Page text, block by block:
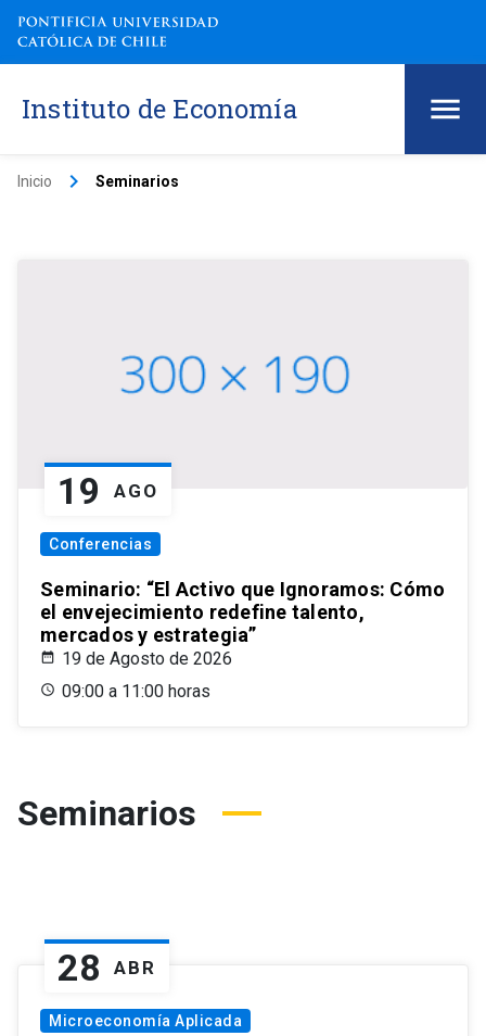
Instituto de Economía
Inicio keyboard_arrow_right Seminarios
19 AGO
Conferencias
Seminario: “El Activo que Ignoramos: Cómo
el envejecimiento redefine talento,
mercados y estrategia”
19 de Agosto de 2026
09:00 a 11:00 horas
Seminarios
28 ABR
Microeconomía Aplicada